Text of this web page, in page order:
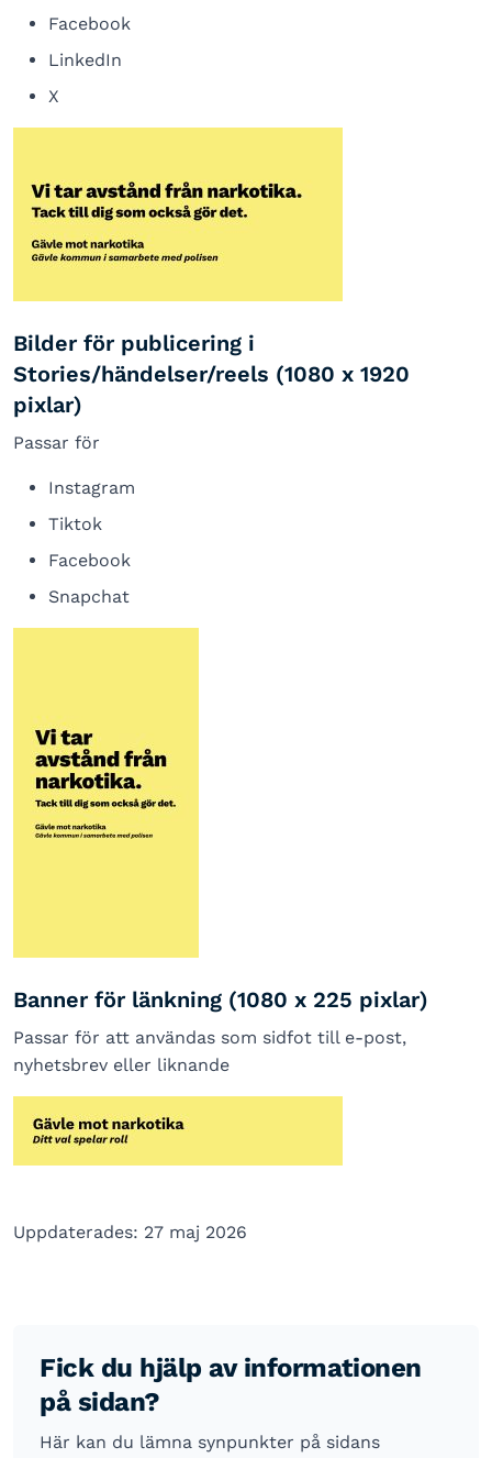
Facebook
LinkedIn
X
Bilder för publicering i
Stories/händelser/reels (1080 x 1920
pixlar)
Passar för
Instagram
Tiktok
Facebook
Snapchat
Banner för länkning (1080 x 225 pixlar)
Passar för att användas som sidfot till e-post,
nyhetsbrev eller liknande
Uppdaterades: 27 maj 2026
Fick du hjälp av informationen
på sidan?
Här kan du lämna synpunkter på sidans